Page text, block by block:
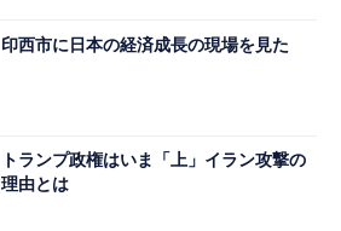
印西市に日本の経済成長の現場を見た
トランプ政権はいま「上」イラン攻撃の
理由とは